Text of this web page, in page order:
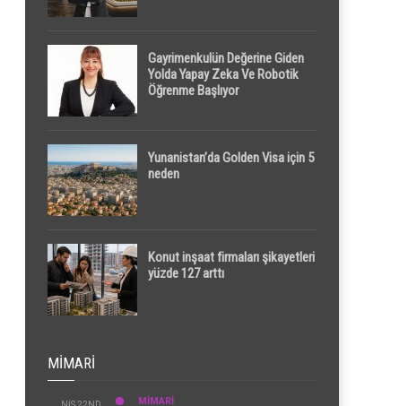
Gayrimenkulün Değerine Giden
Yolda Yapay Zeka Ve Robotik
Öğrenme Başlıyor
Yunanistan’da Golden Visa için 5
neden
Konut inşaat firmaları şikayetleri
yüzde 127 arttı
MIMARI
MİMARİ